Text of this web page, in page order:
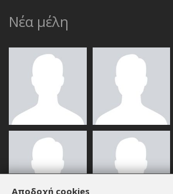
Νέα μέλη
Αποδοχή cookies